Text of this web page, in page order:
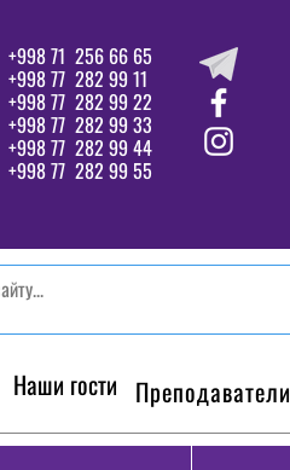
+998 71 256 66 65
+998 77 282 99 11
+998 77 282 99 22
+998 77 282 99 33
+998 77 282 99 44
+998 77 282 99 55
Наши гости Преподаватели